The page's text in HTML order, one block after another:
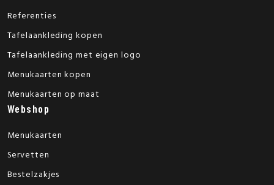
Referenties
Tafelaankleding kopen
Tafelaankleding met eigen logo
Menukaarten kopen
Menukaarten op maat
Webshop
Menukaarten
Servetten
Bestelzakjes